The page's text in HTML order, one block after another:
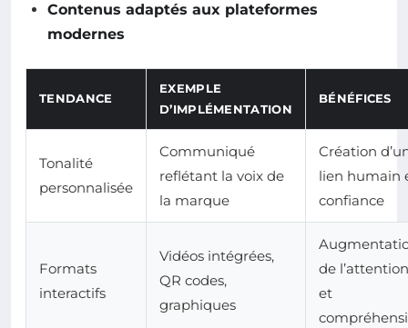
Contenus adaptés aux plateformes
modernes
TENDANCE
EXEMPLE
D’IMPLÉMENTATION
BÉNÉFICES
Tonalité
personnalisée
Communiqué
reflétant la voix de
la marque
Création
lien humain
confiance
Formats
interactifs
Vidéos intégrées,
QR codes,
graphiques
de l’attention
et